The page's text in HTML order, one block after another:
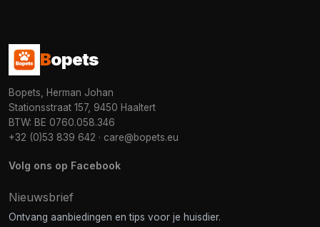
Bopets
Bopets, Herman Johan
Stationsstraat 157, 9450 Haaltert
BTW: BE 0760.058.346
+32 (0)53 839 642 · care@bopets.eu
Volg ons op Facebook
Nieuwsbrief
Ontvang aanbiedingen en tips voor je huisdier.